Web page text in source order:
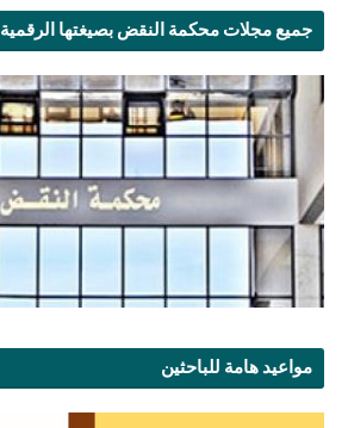
جميع مجلات محكمة النقض بصيغتها الرقمية
مواعيد هامة للباحثين